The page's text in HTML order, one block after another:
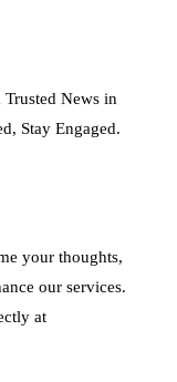
News in
Stay Engaged.
your thoughts,
our services.
at